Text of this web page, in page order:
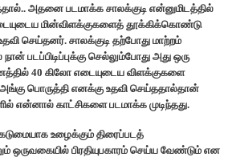
அதனை படமாக்க சாலக்குடி என்னுமிடத்தில்
மின்விளக்குகளைத் தூக்கிக்கொண்டு
செய்தனர். சாலக்குடி தற்போது மாற்றம்
படப்பிடிப்புக்கு செல்லும்போது அது ஒரு
40 கிலோ எடையுடைய விளக்குகளை
பொருத்தி எனக்கு உதவி செய்ததால்தான்
என்னால் காட்சிகளை படமாக்க முடிந்தது.
உழைக்கும் திரைப்படத்
ஒருவகையில் பிரதியுபகாரம் செய்ய வேண்டும் என